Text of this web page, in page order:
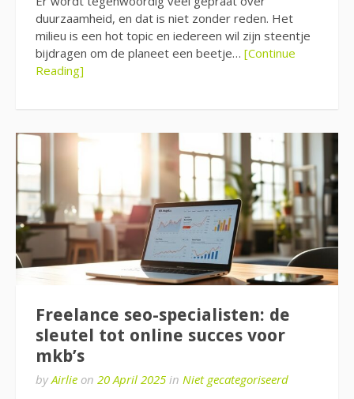
duurzaamheid, en dat is niet zonder reden. Het
milieu is een hot topic en iedereen wil zijn steentje
bijdragen om de planeet een beetje… [Continue
Reading]
Freelance seo-specialisten: de
sleutel tot online succes voor
mkb’s
byAirlie on 20 April 2025 in Niet gecategoriseerd